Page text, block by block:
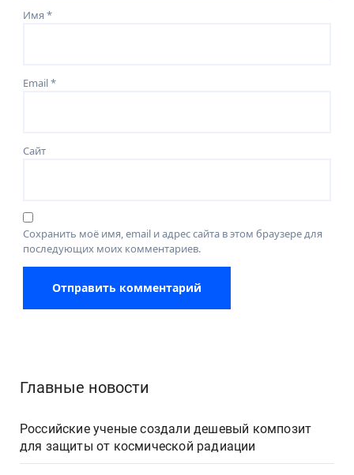
Имя*
Email*
Сайт
Сохранить моё имя, email и адрес сайта в этом браузере для
последующих моих комментариев.
Главные новости
Российские ученые создали дешевый композит
для защиты от космической радиации